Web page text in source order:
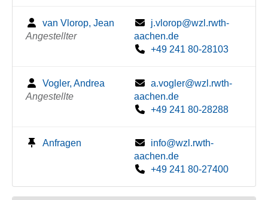
van Vlorop, Jean
Angestellter
j.vlorop@wzl.rwth-
aachen.de
+49 241 80-28103
Vogler, Andrea
Angestellte
a.vogler@wzl.rwth-
aachen.de
+49 241 80-28288
Anfragen
info@wzl.rwth-
aachen.de
+49 241 80-27400